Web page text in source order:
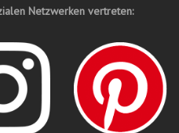
Netzwerken vertreten: